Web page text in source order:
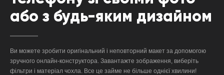
або з будь-яким дизайном
Ви можете зробити оригінальний і неповторний макет за допомогою
зручного онлайн-конструктора. Завантажте зображення, виберіть
фільтри і матеріал чохла. Все це займе не більше однієї хвилини!